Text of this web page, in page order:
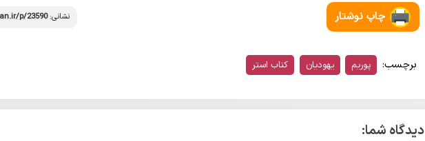
چاپ نوشتار نشانی:p/23590
برچسب: پوریم یهودیان کتاب استر
دیدگاه شما: